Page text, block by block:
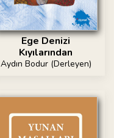
Ege Denizi
Kıyılarından
Aydın Bodur (Derleyen)